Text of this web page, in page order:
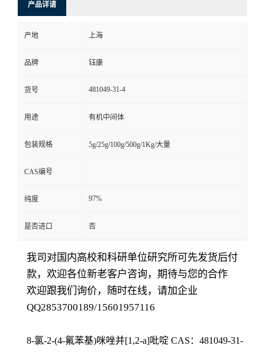
产品详请
产地 上海
品牌 钰康
货号 481049-31-4
用途 有机中间体
包装规格 5g/25g/100g/500g/1Kg/大量
CAS编号
纯度 97%
是否进口 否
我司对国内高校和科研单位研究所可先发货后付
款，欢迎各位新老客户咨询，期待与您的合作
欢迎跟我们询价，随时在线，请加企业
QQ2853700189/15601957116
8-氯-2-(4-氟苯基)咪唑并[1,2-a]吡啶 CAS：481049-31-